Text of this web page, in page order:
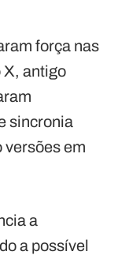
força nas
X, antigo
sincronia
versões em
a
a possível